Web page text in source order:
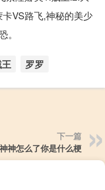
VS路飞,神秘的美少
罗罗
下一篇
神怎么了你是什么梗